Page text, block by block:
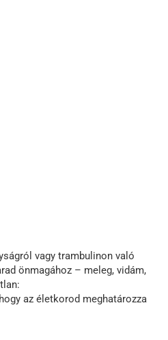
vagy trambulinon való
önmagához – meleg, vidám,
az életkorod meghatározza